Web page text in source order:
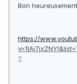
Bon
https://
2